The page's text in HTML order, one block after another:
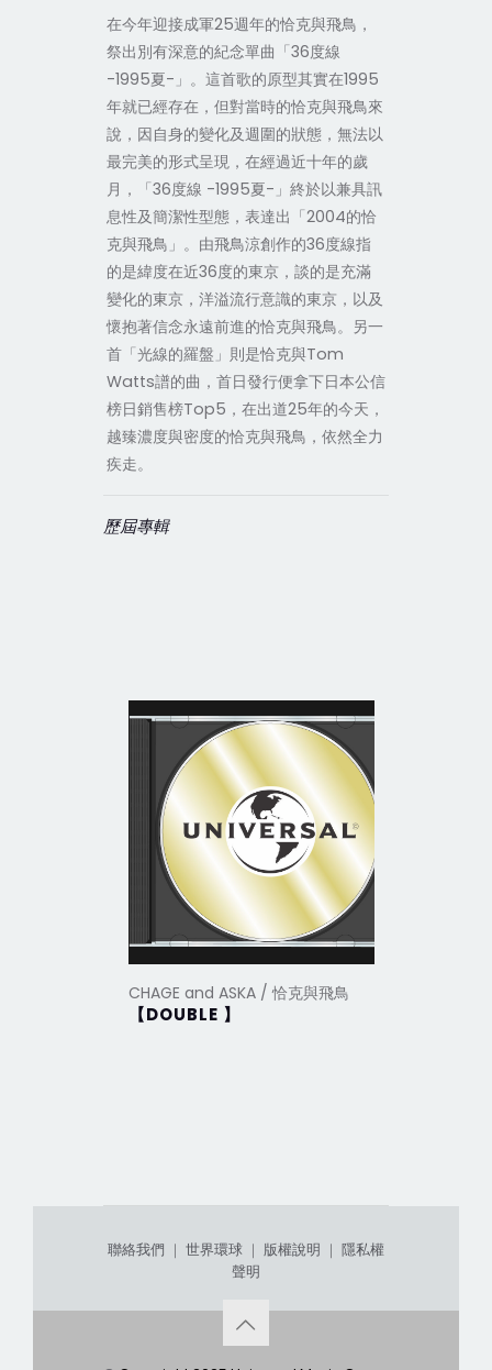
在今年迎接成軍25週年的恰克與飛鳥，
祭出別有深意的紀念單曲「36度線
-1995夏-」。這首歌的原型其實在1995
年就已經存在，但對當時的恰克與飛鳥來
說，因自身的變化及週圍的狀態，無法以
最完美的形式呈現，在經過近十年的歲
月，「36度線 -1995夏-」終於以兼具訊
息性及簡潔性型態，表達出「2004的恰
克與飛鳥」。由飛鳥涼創作的36度線指
的是緯度在近36度的東京，談的是充滿
變化的東京，洋溢流行意識的東京，以及
懷抱著信念永遠前進的恰克與飛鳥。另一
首「光線的羅盤」則是恰克與Tom
Watts譜的曲，首日發行便拿下日本公信
榜日銷售榜Top5，在出道25年的今天，
越臻濃度與密度的恰克與飛鳥，依然全力
疾走。
歷屆專輯
CHAGE and ASKA / 恰克與飛鳥
【DOUBLE 】
聯絡我們 ｜ 世界環球 ｜ 版權說明 ｜ 隱私權
聲明